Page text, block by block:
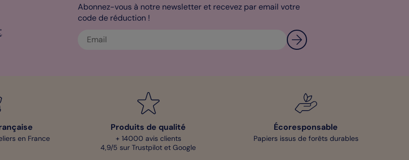
Abonnez-vous à notre newsletter et recevez par email votre
code de réduction !
en France
Produits de qualité
+ 14000 avis clients
4,9/5 sur Trustpilot et Google
Écoresponsable
Papiers issus de forêts durables